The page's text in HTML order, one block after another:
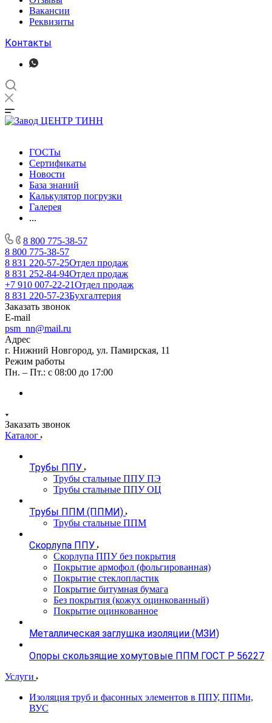
Вакансии
Реквизиты
Контакты
ГОСТы
Сертификаты
Новости
База знаний
Калькулятор погрузки
Галерея
...
8 800 775-38-57
8 800 775-38-57
8 831 220-57-25Отдел продаж
8 831 252-84-94Отдел продаж
+7 910 007-22-21Отдел продаж
8 831 220-57-23Бухгалтерия
Заказать звонок
E-mail
psm_nn@mail.ru
Адрес
г. Нижний Новгород, ул. Памирская, 11
Режим работы
Пн. – Пт.: с 08:00 до 17:00
Заказать звонок
Каталог
Трубы ППУ
Трубы стальные ППУ ПЭ
Трубы стальные ППУ ОЦ
Трубы ППМ (ППМИ)
Трубы стальные ППМ
Скорлупа ППУ
Скорлупа ППУ без покрытия
Покрытие армофол (фольгированная)
Покрытие стеклопластик
Покрытие битумная бумага
Без покрытия (кожух оцинкованный)
Покрытие оцинкованное
Металлическая заглушка изоляции (МЗИ)
Опоры скользящие хомутовые ППМ ГОСТ Р 56227
Услуги
Изоляция труб и фасонных элементов в ППУ, ППМи,
ВУС